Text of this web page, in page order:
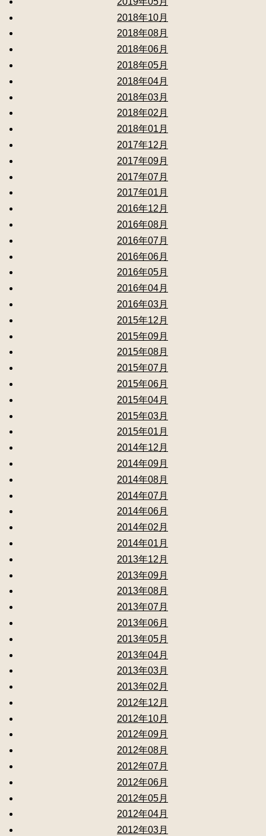
2018年10月
2018年08月
2018年06月
2018年05月
2018年04月
2018年03月
2018年02月
2018年01月
2017年12月
2017年09月
2017年07月
2017年01月
2016年12月
2016年08月
2016年07月
2016年06月
2016年05月
2016年04月
2016年03月
2015年12月
2015年09月
2015年08月
2015年07月
2015年06月
2015年04月
2015年03月
2015年01月
2014年12月
2014年09月
2014年08月
2014年07月
2014年06月
2014年02月
2014年01月
2013年12月
2013年09月
2013年08月
2013年07月
2013年06月
2013年05月
2013年04月
2013年03月
2013年02月
2012年12月
2012年10月
2012年09月
2012年08月
2012年07月
2012年06月
2012年05月
2012年04月
2012年03月